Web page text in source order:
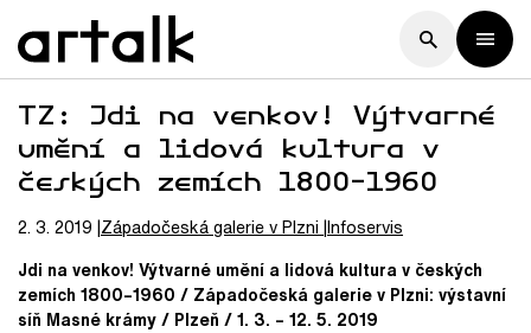
TZ: Jdi na venkov! Výtvarné
umění a lidová kultura v
českých zemích 1800–1960
2. 3. 2019 Západočeská galerie v Plzni Infoservis
Jdi na venkov! Výtvarné umění a lidová kultura v českých
zemích 1800–1960 / Západočeská galerie v Plzni: výstavní
síň Masné krámy / Plzeň / 1. 3. – 12. 5. 2019